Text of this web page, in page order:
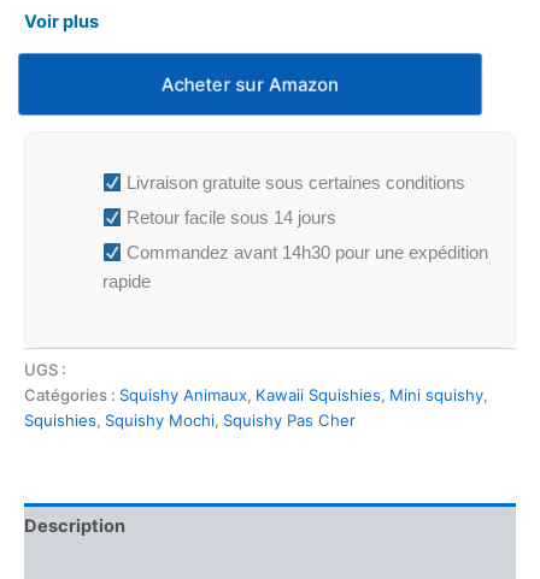
Voir plus
Acheter sur Amazon
Livraison gratuite sous certaines conditions
Retour facile sous 14 jours
Commandez avant 14h30 pour une expédition
rapide
UGS :
Catégories : Squishy Animaux, Kawaii Squishies, Mini squishy,
Squishies, Squishy Mochi, Squishy Pas Cher
Description